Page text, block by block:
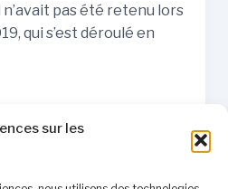
sur les
n’avait pas été retenu lors
qui s’est déroulé en